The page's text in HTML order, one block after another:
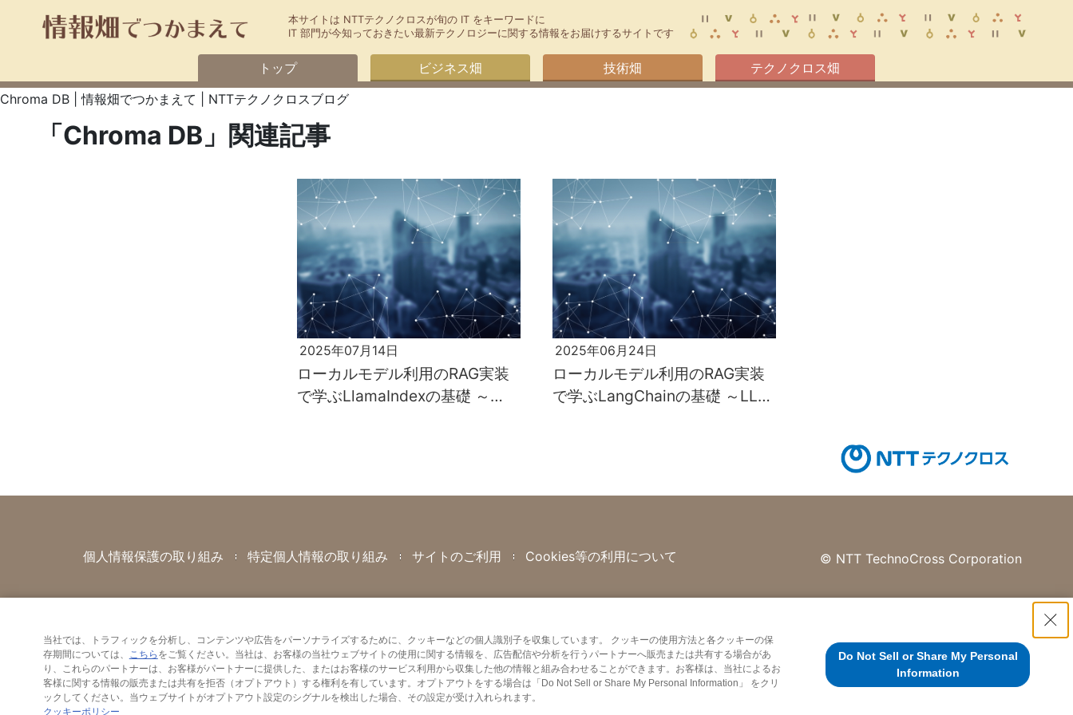
Chroma DB | 情報畑でつかまえて | NTTテクノクロスブログ
本サイトは NTTテクノクロスが旬の IT をキーワードに
IT 部門が今知っておきたい最新テクノロジーに関する情報をお届けするサイトです
トップ ビジネス畑 技術畑 テクノクロス畑
「Chroma DB」関連記事
2025年07月14日
ローカルモデル利用のRAG実装
で学ぶLlamaIndexの基礎 ～
2025年06月24日
ローカルモデル利用のRAG実装
で学ぶLangChainの基礎 ～LLM
個人情報保護の取り組み 特定個人情報の取り組み サイトのご利用 Cookies等の利用について © NTT TechnoCross Corporation
当社では、トラフィックを分析し、コンテンツや広告をパーソナライズするために、クッキーなどの個人識別子を収集しています。 クッキーの使用方法と各クッキーの保
存期間については、
こちら をご覧ください。当社は、お客様の当社ウェブサイトの使用に関する情報を、広告配信や分析を行うパートナーへ販売または共有する場合があ
り、これらのパートナーは、お客様がパートナーに提供した、またはお客様のサービス利用から収集した他の情報と組み合わせることができます。お客様は、当社によるお
客様に関する情報の販売または共有を拒否（オプトアウト）する権利を有しています。オプトアウトをする場合は「Do Not Sell or Share My Personal Information」 をクリ
クッキーポリシー
Do Not Sell or Share My Personal
Information